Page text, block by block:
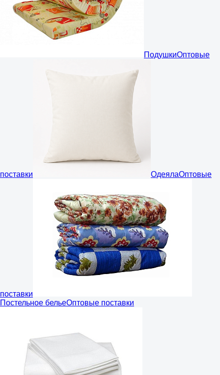
ПодушкиОптовые
поставки ОдеялаОптовые
поставки
Постельное бельеОптовые поставки